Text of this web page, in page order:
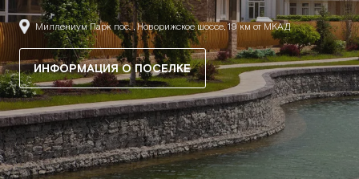
Миллениум Парк пос. , Новорижское шоссе, 19 км от МКАД
ИНФОРМАЦИЯ О ПОСЕЛКЕ